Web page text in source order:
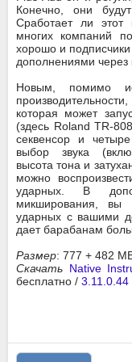
Конечно, они
Сработает ли этот
многих компаний
хорошо и
дополнениями через
Новым, помимо
которая может
(здесь Roland TR-
секвенсор и
выбор звука
высота тона и
можно
ударных. В
микширования, вы
ударных с вашими
дает барабанам
Размер: 777 + 482
Скачать Native
бесплатно / 3.11.0.44